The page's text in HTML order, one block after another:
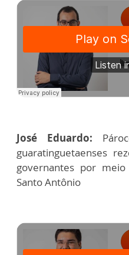
José Eduardo:
guaratinguetaenses
governantes por
Santo Antônio